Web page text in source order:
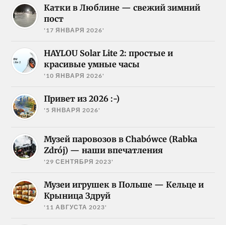
Катки в Люблине — свежий зимний
пост
'17 ЯНВАРЯ 2026'
HAYLOU Solar Lite 2: простые и
красивые умные часы
'10 ЯНВАРЯ 2026'
Привет из 2026 :-)
'5 ЯНВАРЯ 2026'
Музей паровозов в Chabówce (Rabka
Zdrój) — наши впечатления
'29 СЕНТЯБРЯ 2023'
Музеи игрушек в Польше — Кельце и
Крыница Здруй
'11 АВГУСТА 2023'